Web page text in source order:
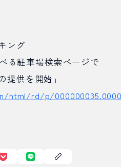
ング
る駐車場検索ページで
提供を開始」
rd/p/